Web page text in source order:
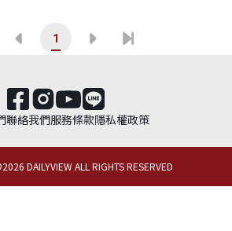
1
聯絡我們服務條款隱私權政策
2026 DAILYVIEW ALL RIGHTS RESERVED